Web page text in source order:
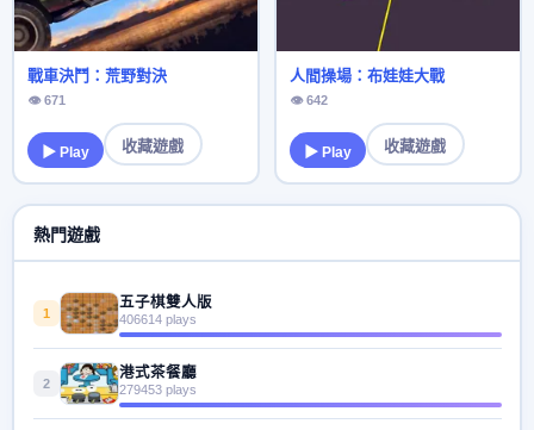
戰車決鬥：荒野對決
👁 671
▶ Play 收藏遊戲
人間操場：布娃娃大戰
👁 642
▶ Play 收藏遊戲
熱門遊戲
1
五子棋雙人版
406614 plays
2
港式茶餐廳
279453 plays